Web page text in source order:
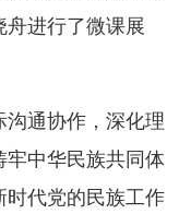
舟进行了微课展
通协作，深化理
牢中华民族共同体
时代党的民族工作